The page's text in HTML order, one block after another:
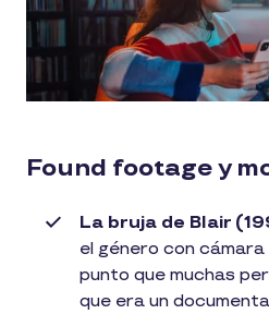
Found footage y
La bruja de Blair
el género con cámara
punto que muchas
que era un